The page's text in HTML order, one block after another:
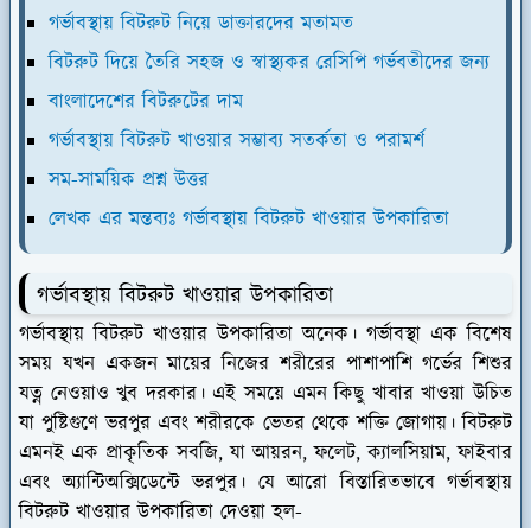
গর্ভাবস্থায় বিটরুট নিয়ে ডাক্তারদের মতামত
বিটরুট দিয়ে তৈরি সহজ ও স্বাস্থ্যকর রেসিপি গর্ভবতীদের জন্য
বাংলাদেশের বিটরুটের দাম
গর্ভাবস্থায় বিটরুট খাওয়ার সম্ভাব্য সতর্কতা ও পরামর্শ
সম-সাময়িক প্রশ্ন উত্তর
লেখক এর মন্তব্যঃ গর্ভাবস্থায় বিটরুট খাওয়ার উপকারিতা
গর্ভাবস্থায় বিটরুট খাওয়ার উপকারিতা
গর্ভাবস্থায় বিটরুট খাওয়ার উপকারিতা অনেক। গর্ভাবস্থা এক বিশেষ
সময় যখন একজন মায়ের নিজের শরীরের পাশাপাশি গর্ভের শিশুর
যত্ন নেওয়াও খুব দরকার। এই সময়ে এমন কিছু খাবার খাওয়া উচিত
যা পুষ্টিগুণে ভরপুর এবং শরীরকে ভেতর থেকে শক্তি জোগায়। বিটরুট
এমনই এক প্রাকৃতিক সবজি, যা আয়রন, ফলেট, ক্যালসিয়াম, ফাইবার
এবং অ্যান্টিঅক্সিডেন্টে ভরপুর। যে আরো বিস্তারিতভাবে গর্ভাবস্থায়
বিটরুট খাওয়ার উপকারিতা দেওয়া হল-